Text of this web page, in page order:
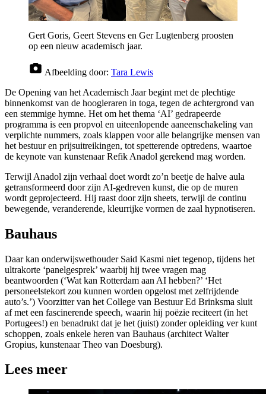
Gert Goris, Geert Stevens en Ger Lugtenberg proosten
op een nieuw academisch jaar.
Afbeelding door: Tara Lewis
De Opening van het Academisch Jaar begint met de plechtige
binnenkomst van de hoogleraren in toga, tegen de achtergrond van
een stemmige hymne. Het om het thema ‘AI’ gedrapeerde
programma is een propvol en uiteenlopende aaneenschakeling van
verplichte nummers, zoals klappen voor alle belangrijke mensen van
het bestuur en prijsuitreikingen, tot spetterende optredens, waartoe
de keynote van kunstenaar Refik Anadol gerekend mag worden.
Terwijl Anadol zijn verhaal doet wordt zo’n beetje de halve aula
getransformeerd door zijn AI-gedreven kunst, die op de muren
wordt geprojecteerd. Hij raast door zijn sheets, terwijl de continu
bewegende, veranderende, kleurrijke vormen de zaal hypnotiseren.
Bauhaus
Daar kan onderwijswethouder Said Kasmi niet tegenop, tijdens het
ultrakorte ‘panelgesprek’ waarbij hij twee vragen mag
beantwoorden (‘Wat kan Rotterdam aan AI hebben?’ ‘Het
personeelstekort zou kunnen worden opgelost met zelfrijdende
auto’s.’) Voorzitter van het College van Bestuur Ed Brinksma sluit
af met een fascinerende speech, waarin hij poëzie reciteert (in het
Portugees!) en benadrukt dat je het (juist) zonder opleiding ver kunt
schoppen, zoals enkele heren van Bauhaus (architect Walter
Gropius, kunstenaar Theo van Doesburg).
Lees meer